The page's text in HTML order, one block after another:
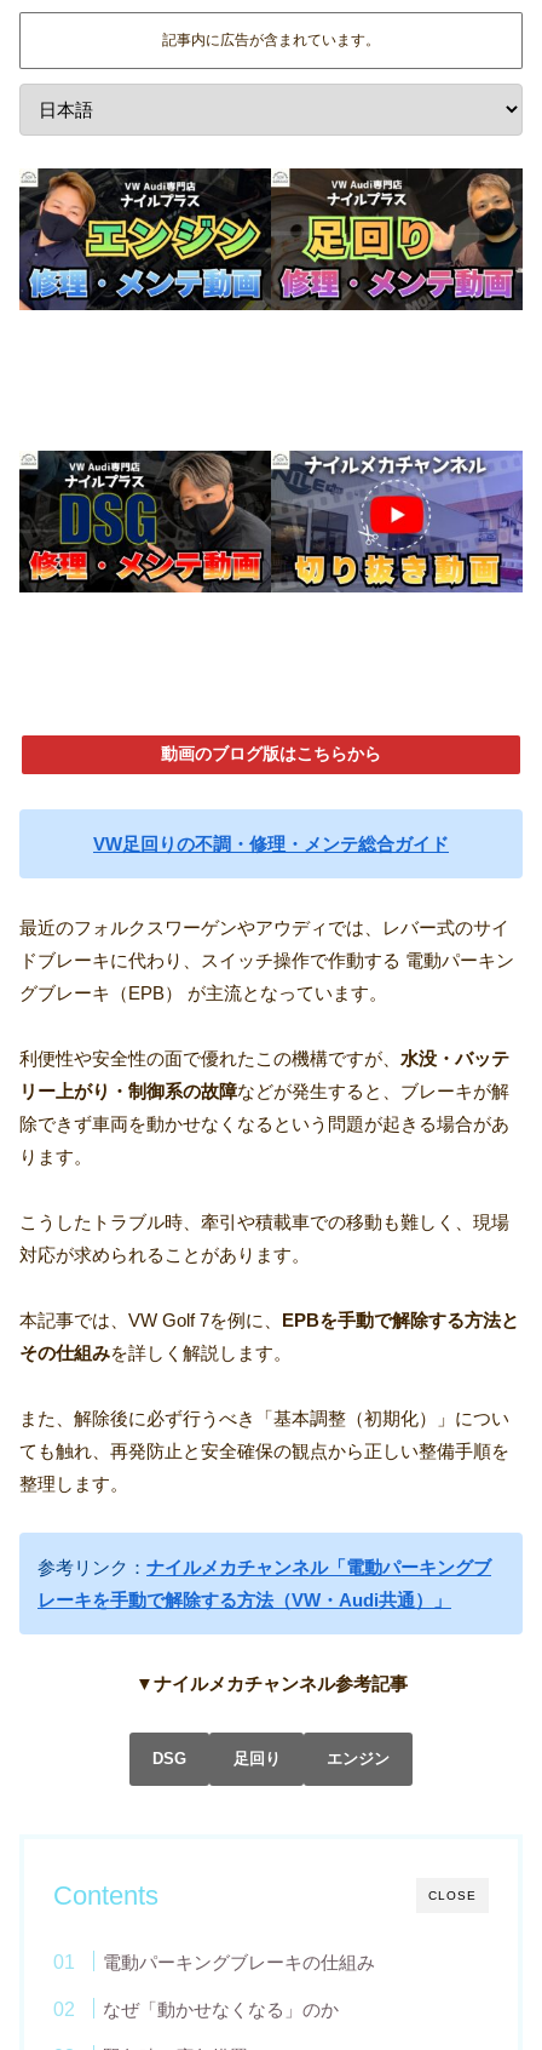
記事内に広告が含まれています。
動画のブログ版はこちらから
VW足回りの不調・修理・メンテ総合ガイド
最近のフォルクスワーゲンやアウディでは、レバー式のサイ
ドブレーキに代わり、スイッチ操作で作動する 電動パーキン
グブレーキ（EPB） が主流となっています。
利便性や安全性の面で優れたこの機構ですが、 水没・バッテ
リー上がり・制御系の故障などが発生すると、ブレーキが解
除できず車両を動かせなくなるという問題が起きる場合があ
ります。
こうしたトラブル時、牽引や積載車での移動も難しく、現場
対応が求められることがあります。
本記事では、VW Golf 7を例に、 EPBを手動で解除する方法と
その仕組みを詳しく解説します。
また、解除後に必ず行うべき「基本調整（初期化）」につい
ても触れ、再発防止と安全確保の観点から正しい整備手順を
整理します。
参考リンク： ナイルメカチャンネル「電動パーキングブ
レーキを手動で解除する方法（VW・Audi共通）」
▼ナイルメカチャンネル参考記事
DSG 足回り エンジン
CLOSE
Contents
電動パーキングブレーキの仕組み
なぜ「動かせなくなる」のか